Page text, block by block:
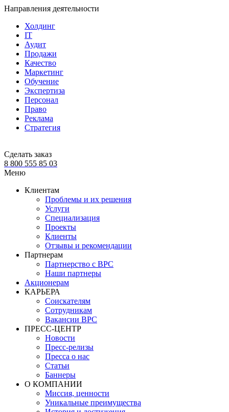
Направления деятельности
Холдинг
IT
Аудит
Продажи
Качество
Маркетинг
Обучение
Экспертиза
Персонал
Право
Реклама
Стратегия
Сделать заказ
8 800 555 85 03
Меню
Клиентам
Проблемы и их решения
Услуги
Специализация
Проекты
Клиенты
Отзывы и рекомендации
Партнерам
Партнерство с BPC
Наши партнеры
Акционерам
КАРЬЕРА
Соискателям
Сотрудникам
Вакансии BPC
ПРЕСС-ЦЕНТР
Новости
Пресс-релизы
Пресса о нас
Статьи
Баннеры
О КОМПАНИИ
Миссия, ценности
Уникальные преимущества